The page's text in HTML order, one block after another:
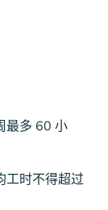
最多 60 小
工时不得超过